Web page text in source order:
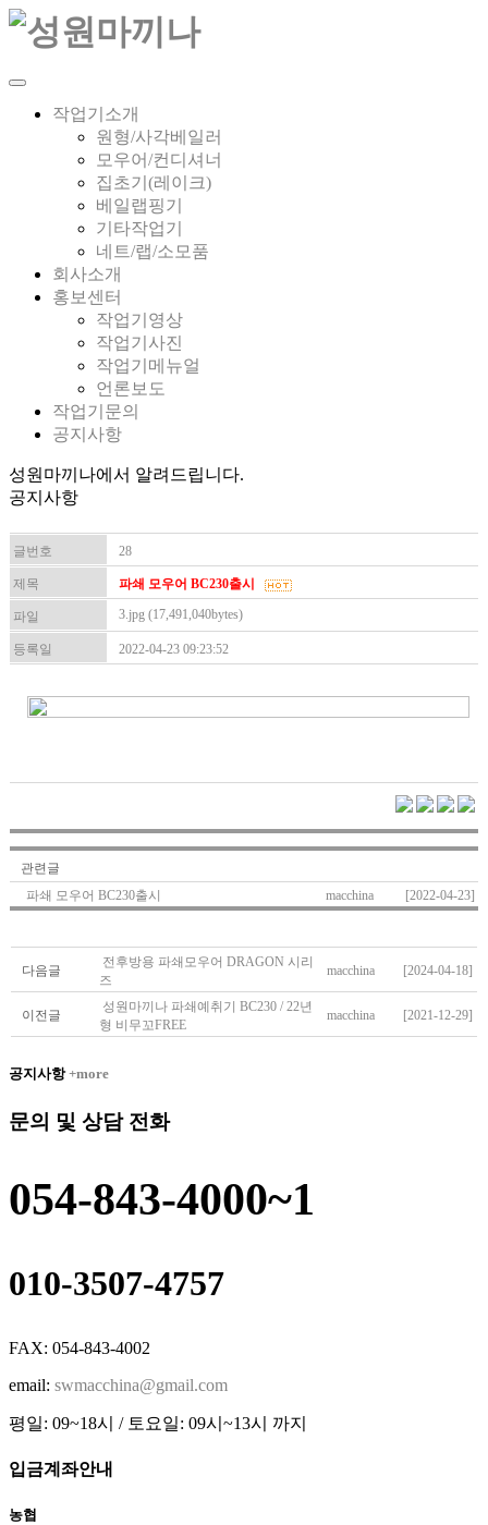
작업기소개
원형/사각베일러
모우어/컨디셔너
집초기(레이크)
베일랩핑기
기타작업기
네트/랩/소모품
회사소개
홍보센터
작업기영상
작업기사진
작업기메뉴얼
언론보도
작업기문의
공지사항
성원마끼나에서 알려드립니다.
공지사항
글번호 28
제목 파쇄 모우어 BC230출시
파일 3.jpg (17,491,040bytes)
등록일 2022-04-23 09:23:52
관련글
파쇄 모우어 BC230출시
macchina [2022-04-23]
다음글
전후방용 파쇄모우어 DRAGON 시리
즈
macchina [2024-04-18]
이전글
성원마끼나 파쇄예취기 BC230 / 22년
형 비무꼬FREE
macchina [2021-12-29]
공지사항+more
문의 및 상담 전화
054-843-4000~1
010-3507-4757
FAX: 054-843-4002
email: swmacchina@gmail.com
평일: 09~18시 / 토요일: 09시~13시 까지
입금계좌안내
농협